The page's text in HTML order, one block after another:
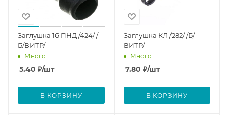
Заглушка 16 ПНД /424/ /
Б/ВИТР/
Много
5.40 ₽/шт
В КОРЗИНУ
Заглушка КЛ /282/ /Б/
ВИТР/
Много
7.80 ₽/шт
В КОРЗИНУ